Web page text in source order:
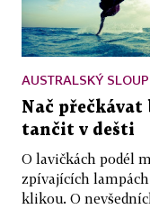
AUSTRALSKÝ
Nač přečkávat
tančit v dešti
O lavičkách podél
zpívajících
klikou. O